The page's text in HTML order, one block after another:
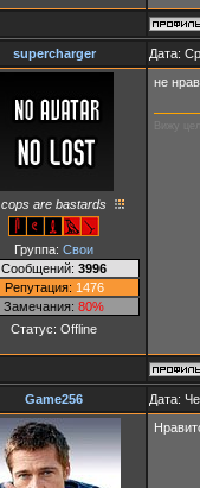
supercharger Дата:
cops are bastards
Группа: Свои
Сообщений: 3996
Репутация: 1476
Замечания: 80%
Статус: Offline
не
Game256 Дата: